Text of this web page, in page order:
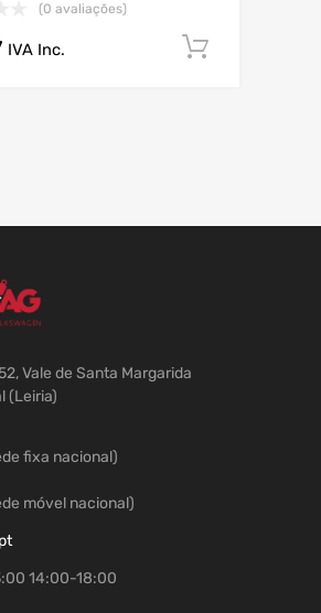
(0 avaliações)
IVA Inc.
Vale de Santa Margarida
(Leiria)
fixa nacional)
móvel nacional)
14:00-18:00